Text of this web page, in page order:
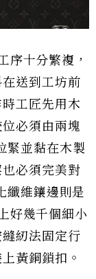
十分繁複，
送到工坊前
工匠先用木
必須由兩塊
並黏在木製
必須完美對
維鑲邊則是
幾千個細小
紉法固定行
黃銅鎖扣。